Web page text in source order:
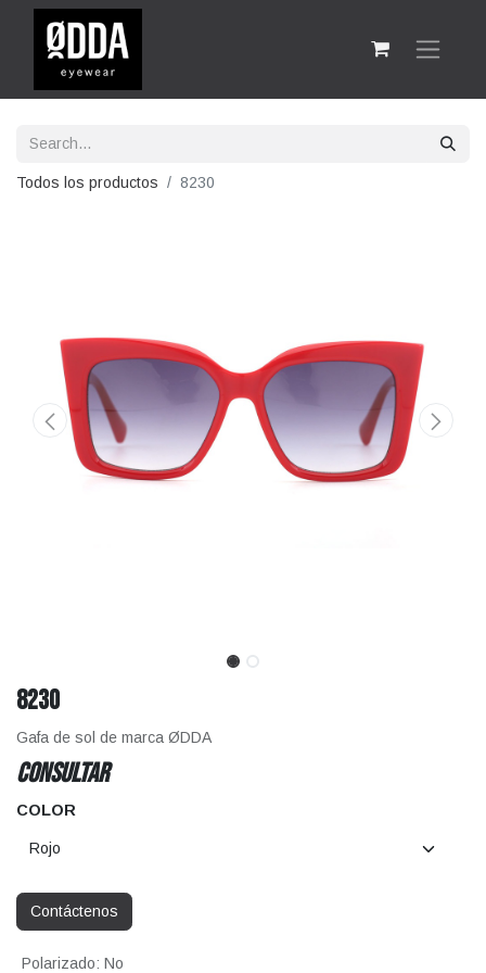
Todos los productos 8230
8230
Gafa de sol de marca ØDDA
CONSULTAR
COLOR
Contáctenos
Polarizado: No